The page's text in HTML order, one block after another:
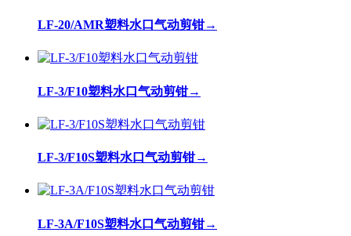
LF-20/AMR塑料水口气动剪钳→
LF-3/F10塑料水口气动剪钳→
LF-3/F10S塑料水口气动剪钳→
LF-3A/F10S塑料水口气动剪钳→